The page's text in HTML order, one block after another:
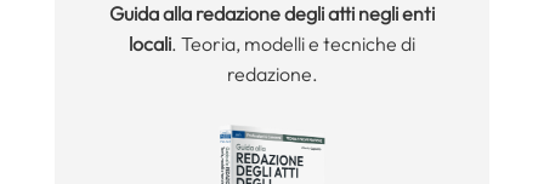
Guida alla redazione degli atti negli enti
locali. Teoria, modelli e tecniche di
redazione.